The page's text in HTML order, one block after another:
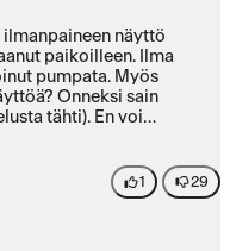
näyttö
paikoilleen. Ilma
pumpata. Myös
Onneksi sain
tähti). En voi
1 29